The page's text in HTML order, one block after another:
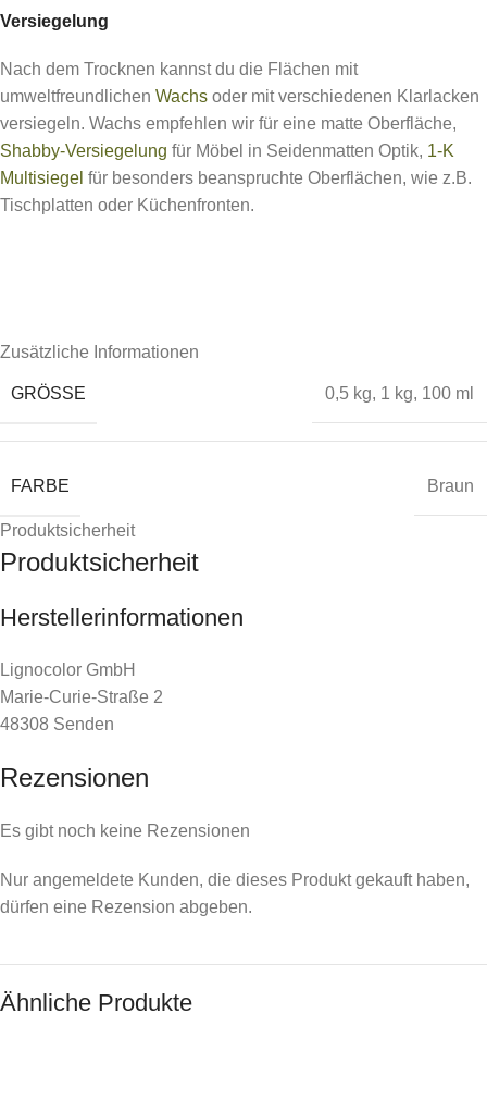
Versiegelung
Nach dem Trocknen kannst du die Flächen mit
umweltfreundlichen Wachs oder mit verschiedenen Klarlacken
versiegeln. Wachs empfehlen wir für eine matte Oberfläche,
Shabby-Versiegelung für Möbel in Seidenmatten Optik, 1-K
Multisiegel für besonders beanspruchte Oberflächen, wie z.B.
Tischplatten oder Küchenfronten.
Zusätzliche Informationen
GRÖSSE 0,5 kg, 1 kg, 100 ml
FARBE Braun
Produktsicherheit
Produktsicherheit
Herstellerinformationen
Lignocolor GmbH
Marie-Curie-Straße 2
48308 Senden
Rezensionen
Es gibt noch keine Rezensionen
Nur angemeldete Kunden, die dieses Produkt gekauft haben,
dürfen eine Rezension abgeben.
Ähnliche Produkte